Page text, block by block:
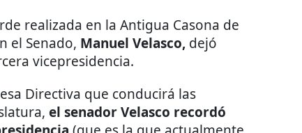
realizada en la Antigua Casona de
el Senado, Manuel Velasco, dejó
vicepresidencia.
Directiva que conducirá las
el senador Velasco recordó